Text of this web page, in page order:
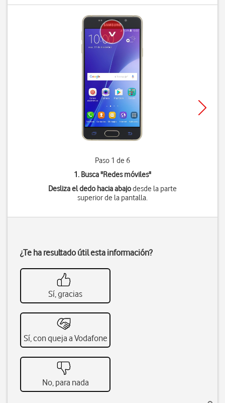
Paso 1 de 6
1. Busca "Redes móviles"
Desliza el dedo hacia abajodesde la parte
superior de la pantalla.
¿Te ha resultado útil esta información?
Sí, gracias
Sí, con queja a Vodafone
No, para nada